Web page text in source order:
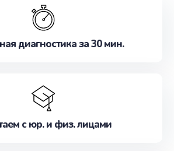
Не медлите записаться на
диагностика за 30 мин.
с юр. и физ. лицами